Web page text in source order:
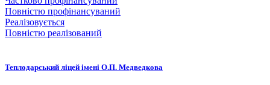
Повністю профінансуваний
Реалізовується
Повністю реалізований
Теплодарський ліцей імені О.П. Медведкова